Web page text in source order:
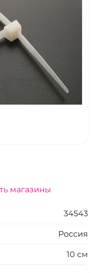
магазины
34543
Россия
10 см